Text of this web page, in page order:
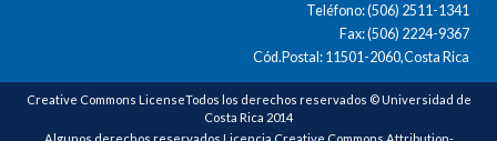
Teléfono: (506) 2511-1341
Fax: (506) 2224-9367
Cód.Postal: 11501-2060,Costa Rica
Creative Commons LicenseTodos los derechos reservados © Universidad de
Costa Rica 2014